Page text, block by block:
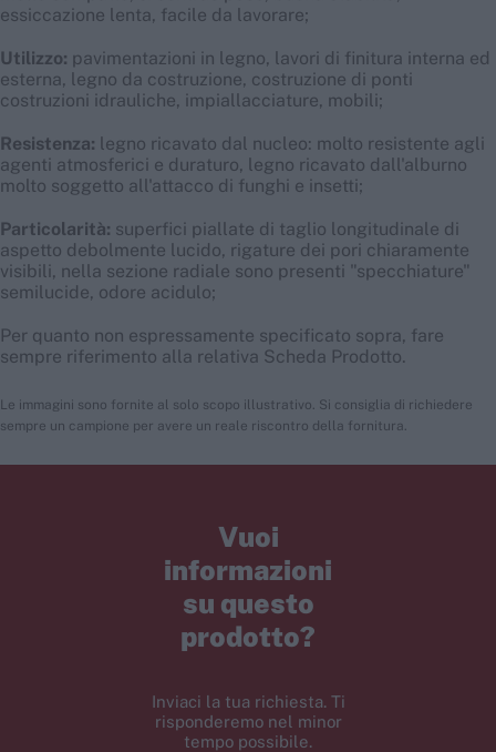
essiccazione lenta, facile da lavorare;
Utilizzo: pavimentazioni in legno, lavori di finitura interna ed
esterna, legno da costruzione, costruzione di ponti
costruzioni idrauliche, impiallacciature, mobili;
Resistenza: legno ricavato dal nucleo: molto resistente agli
agenti atmosferici e duraturo, legno ricavato dall'alburno
molto soggetto all'attacco di funghi e insetti;
Particolarità: superfici piallate di taglio longitudinale di
aspetto debolmente lucido, rigature dei pori chiaramente
visibili, nella sezione radiale sono presenti "specchiature"
semilucide, odore acidulo;
Per quanto non espressamente specificato sopra, fare
sempre riferimento alla relativa Scheda Prodotto.
Le immagini sono fornite al solo scopo illustrativo. Si consiglia di richiedere
sempre un campione per avere un reale riscontro della fornitura.
Vuoi
informazioni
su questo
prodotto?
Inviaci la tua richiesta. Ti
risponderemo nel minor
tempo possibile.